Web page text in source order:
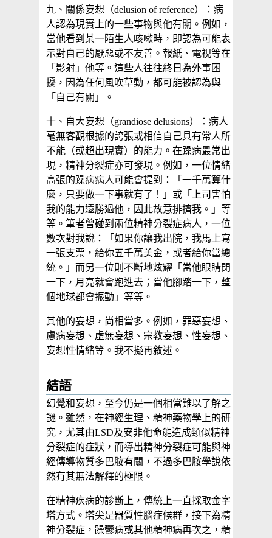
九、關係妄想（delusion of reference）：病
人認為現實上的一些事物與他有關。例如，
當他看到某一陌生人咳嗽時，即認為可能表
示對自己的厭惡或不友善。報紙、電視等在
「影射」他等。這些人往往終日為外事困
擾，因為任何風吹草動，都可能被認為與
「自己有關」。
十、自大妄想（grandiose delusions）：病人
毫無客觀根據的誇張或相信自己具有常人所
不能（或超出現實）的能力。在躁病最常出
現，精神分裂症亦可發現。例如，一位情緒
高張的躁病病人可能會提到：「一千萬算什
麼，只要做一下事就有了！」或「上司害怕
我的能力遠勝過他，因此故意排擠我。」等
等。筆者曾碰到兩位精神分裂症病人，一位
數次對我說：「如果你讓我出院，我馬上寫
一張支票，給你五千萬美金，或者給你當總
統。」而另一位則不斷地炫耀「當他眼睛閉
一下，月亮就會跑進去；當他腳踏一下，整
個地球都會振動」等等。
其他的妄想，尚相當多。例如，罪惡妄想、
慮病妄想、虛無妄想、宗教妄想、性妄想、
妄想性情緒等。我不擬再敘述。
結語
幻覺和妄想，至今仍是一個相當難以了解之
謎。雖然，在神經生理、精神藥物學上的研
究，尤其由LSD及安非他命能造成類似精神
分裂症的症狀，而導出精神分裂症可能與神
經傳導物質多巴胺有關，不過多巴胺學說依
然有其無法解釋的極限。
在精神疾病的診斷上，傳統上一直採取金字
塔方式。塔尖是器質性腦症候群，接下為精
神分裂症，躁鬱病或其他精神病再次之，精